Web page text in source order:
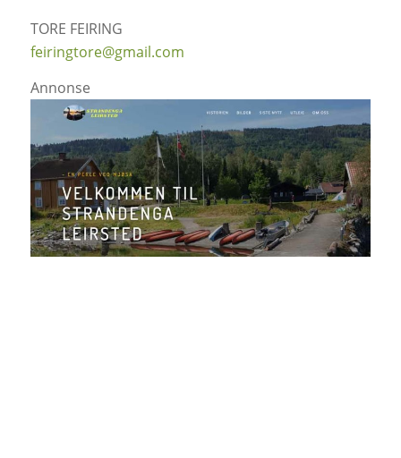
TORE FEIRING
feiringtore@gmail.com
Annonse